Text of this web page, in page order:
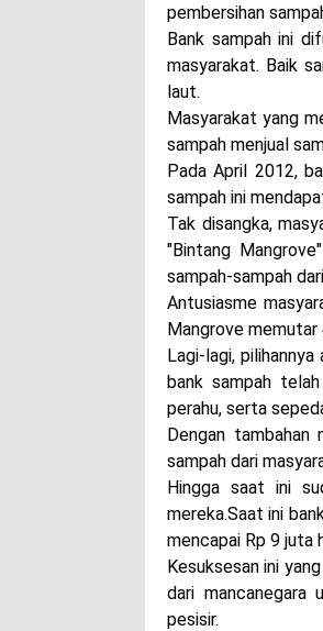
pembersihan
Bank sampah ini
masyarakat. Baik
laut.
Masyarakat yang
sampah menjual
Pada April 2012,
sampah ini
Tak disangka,
"Bintang
sampah-sampah
Antusiasme
Mangrove memutar
Lagi-lagi,
bank sampah
perahu, serta
Dengan tambahan
sampah dari
Hingga saat ini
mereka.Saat ini
mencapai Rp 9 juta
Kesuksesan ini
dari mancanegara
pesisir.